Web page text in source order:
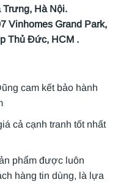
Hà Nội.
Vinhomes Grand Park,
Thủ Đức, HCM .
cam kết bảo hành
cả cạnh tranh tốt nhất
phẩm được luôn
hàng tin dùng, là lựa